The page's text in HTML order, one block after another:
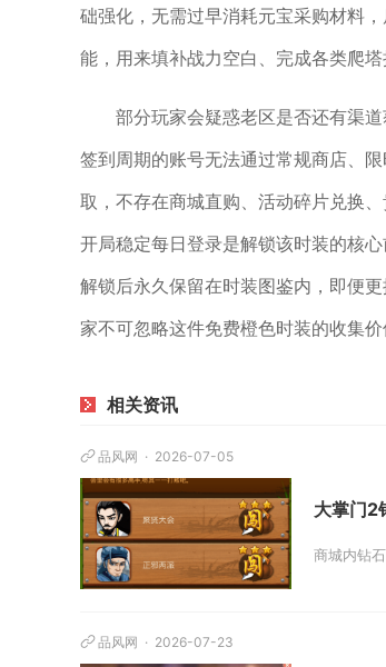
础强化，无需过早消耗元宝采购材料
能，用来填补战力空白、完成各类爬塔
部分玩家会疑惑老区是否还有渠
签到周期的账号无法通过常规商店、
取，不存在商城直购、活动碎片兑换
开局稳定每日登录是解锁该时装的核
解锁后永久保留在时装图鉴内，即便
家不可忽略这件免费橙色时装的收集价
相关资讯
品风网 2026-07-05
大掌门2
商城内钻
品风网 2026-07-23